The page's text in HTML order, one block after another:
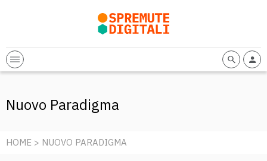
Nuovo Paradigma
HOME > NUOVO PARADIGMA